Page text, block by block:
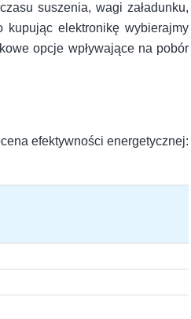
suszenia, wagi załadunku,
kupując elektronikę wybierajmy
opcje wpływające na pobór
efektywności energetycznej: